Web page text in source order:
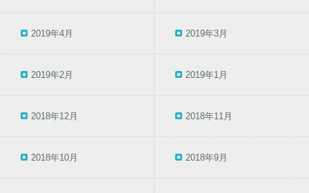
2019年4月 2019年3月
2019年2月 2019年1月
2018年12月 2018年11月
2018年10月 2018年9月